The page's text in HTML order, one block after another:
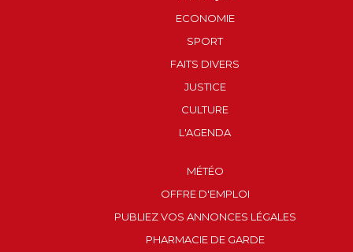
ECONOMIE
SPORT
FAITS DIVERS
JUSTICE
CULTURE
L'AGENDA
MÉTÉO
OFFRE D'EMPLOI
PUBLIEZ VOS ANNONCES LÉGALES
PHARMACIE DE GARDE